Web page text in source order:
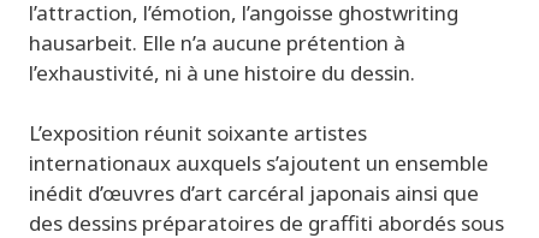
l’attraction, l’émotion, l’angoisse ghostwriting
hausarbeit. Elle n’a aucune prétention à
l’exhaustivité, ni à une histoire du dessin.
L’exposition réunit soixante artistes
internationaux auxquels s’ajoutent un ensemble
inédit d’œuvres d’art carcéral japonais ainsi que
des dessins préparatoires de graffiti abordés sous